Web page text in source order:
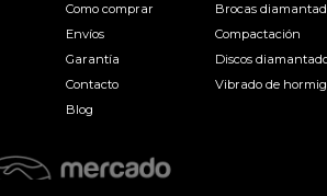
Como comprar
Envíos
Garantía
Contacto
Blog
Brocas
Compactación
Discos
Vibrado de